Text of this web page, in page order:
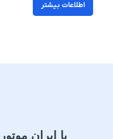
اطلاعات بیشتر
با ایران